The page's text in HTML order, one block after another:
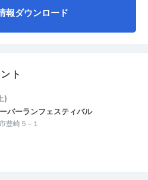
報ダウンロード
ト
)
バーランフェスティバル
豊崎５−１